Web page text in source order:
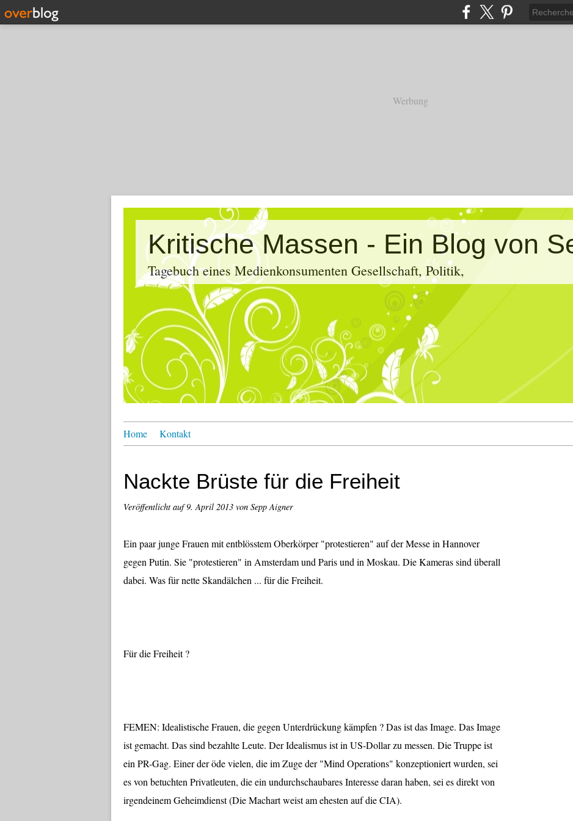
Werbung
Tagebuch eines Medienkonsumenten Gesellschaft, Politik,
Home Kontakt
Nackte Brüste für die Freiheit
Veröffentlicht auf9. April 2013 von Sepp Aigner
Ein paar junge Frauen mit entblösstem Oberkörper "protestieren" auf der Messe in Hannover
gegen Putin. Sie "protestieren" in Amsterdam und Paris und in Moskau. Die Kameras sind überall
dabei. Was für nette Skandälchen ... für die Freiheit.
Für die Freiheit ?
FEMEN: Idealistische Frauen, die gegen Unterdrückung kämpfen ? Das ist das Image. Das Image
ist gemacht. Das sind bezahlte Leute. Der Idealismus ist in US-Dollar zu messen. Die Truppe ist
ein PR-Gag. Einer der öde vielen, die im Zuge der "Mind Operations" konzeptioniert wurden, sei
es von betuchten Privatleuten, die ein undurchschaubares Interesse daran haben, sei es direkt von
irgendeinem Geheimdienst (Die Machart weist am ehesten auf die CIA).